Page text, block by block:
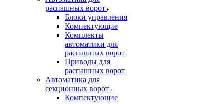
распашных ворот
Блоки управления
Компектующие
Комплекты
автоматики для
распашных ворот
Приводы для
распашных ворот
Автоматика для
секционных ворот
Компектующие